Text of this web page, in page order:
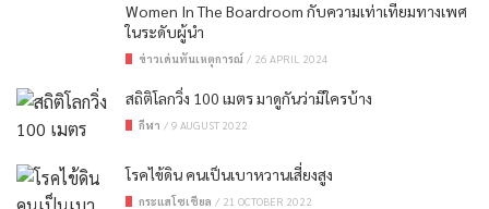
Women In The Boardroom กับความเท่าเทียมทางเพศ
ในระดับผู้นำ
ข่าวเด่นทันเหตุการณ์ / 26 APRIL 2024
สถิติโลกวิ่ง 100 เมตร มาดูกันว่ามีใครบ้าง
กีฬา / 9 AUGUST 2022
โรคไข้ดิน คนเป็นเบาหวานเสี่ยงสูง
กระแสโซเชียล / 21 OCTOBER 2022